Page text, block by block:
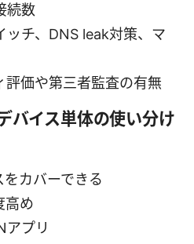
続数
ッチ、DNS leak対策、マ
評価や第三者監査の有無
バイス単体の使い分け
カバーできる
高め
アプリ